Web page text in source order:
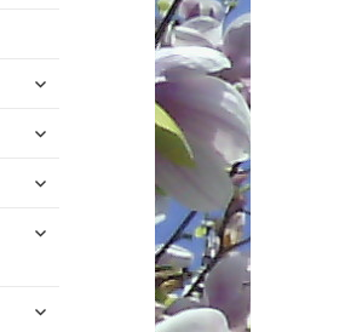
apri
menù
apri
menù
apri
menù
apri
child
apri